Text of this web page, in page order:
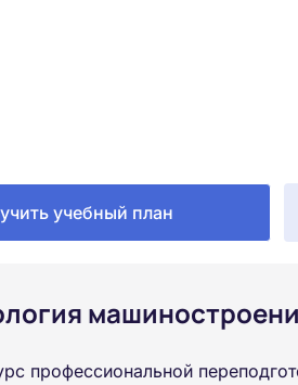
учебный план
профессиональной